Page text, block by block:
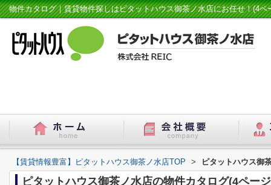
物件カタログ｜賃貸物件探しはピタットハウス御茶ノ水店にお任せ！(4ペ
【賃貸情報豊富】ピタットハウス御茶ノ水店TOP > ピタットハウス御
ピタットハウス御茶ノ水店の物件カタログ(4ペー